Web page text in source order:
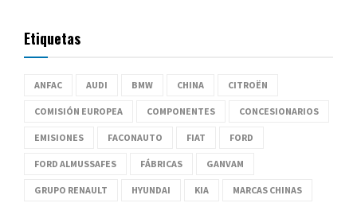
Etiquetas
ANFAC AUDI BMW CHINA CITROËN
COMISIÓN EUROPEA COMPONENTES CONCESIONARIOS
EMISIONES FACONAUTO FIAT FORD
FORD ALMUSSAFES FÁBRICAS GANVAM
GRUPO RENAULT HYUNDAI KIA MARCAS CHINAS